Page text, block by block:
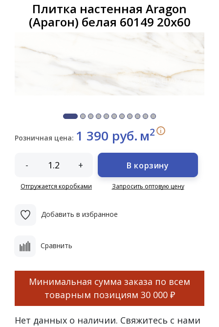
Плитка настенная Aragon
(Арагон) белая 60149 20х60
Розничная цена: 1 390 руб. м2 i
- +
Отгружается коробками
В корзину
Запросить оптовую цену
Добавить в избранное
Сравнить
Минимальная сумма заказа по всем
товарным позициям 30 000 ₽
Нет данных о наличии. Свяжитесь с нами